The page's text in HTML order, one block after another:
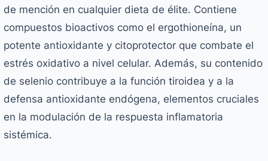
de mención en cualquier dieta de élite. Contiene
compuestos bioactivos como el ergothioneína, un
potente antioxidante y citoprotector que combate el
estrés oxidativo a nivel celular. Además, su contenido
de selenio contribuye a la función tiroidea y a la
defensa antioxidante endógena, elementos cruciales
en la modulación de la respuesta inflamatoria
sistémica.